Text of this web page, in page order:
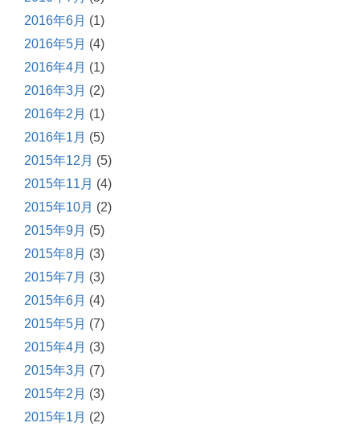
2016年6月 (1)
2016年5月 (4)
2016年4月 (1)
2016年3月 (2)
2016年2月 (1)
2016年1月 (5)
2015年12月 (5)
2015年11月 (4)
2015年10月 (2)
2015年9月 (5)
2015年8月 (3)
2015年7月 (3)
2015年6月 (4)
2015年5月 (7)
2015年4月 (3)
2015年3月 (7)
2015年2月 (3)
2015年1月 (2)